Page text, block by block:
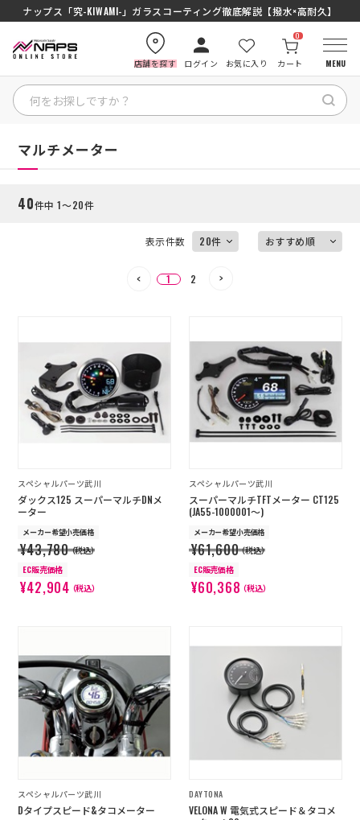
ナップス「究-KIWAMI-」ガラスコーティング徹底解説【撥水×高耐久】
SENA J30/J10を徹底比較｜コスパ最強インカムはどっち？初心者にもおすす
店舗を探す ログイン お気に入り カート
0
MENU
HOME
店舗を探す
コーポレートサイト
採用情報
利用規約
商品レビュー利用規約
プライバシーポリシー
返金ポリシー
カスタマーハラスメントに対する方
絞り込む
HOME
マルチメーター
40件中 1～20件
表示件数
1 2
スペシャルパーツ武川
ダックス125 スーパーマルチDNメ
ーター
メーカー希望小売価格
¥43,780（税込）
EC販売価格
¥42,904（税込）
スペシャルパーツ武川
スーパーマルチTFTメーター CT125
(JA55-1000001～)
メーカー希望小売価格
¥61,600（税込）
EC販売価格
¥60,368（税込）
スペシャルパーツ武川
Dタイプスピード&タコメーター
DAYTONA
VELONA W 電気式スピード＆タコメ